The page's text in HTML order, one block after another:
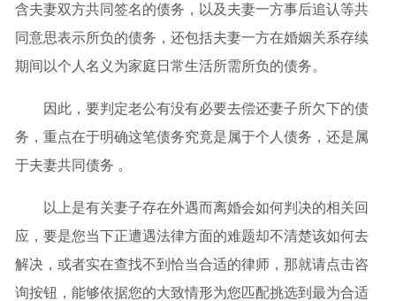
含夫妻双方共同签名的债务，以及夫妻一方事后追认等共
同意思表示所负的债务，还包括夫妻一方在婚姻关系存续
期间以个人名义为家庭日常生活所需所负的债务。
因此，要判定老公有没有必要去偿还妻子所欠下的债
务，重点在于明确这笔债务究竟是属于个人债务，还是属
于夫妻共同债务 。
以上是有关妻子存在外遇而离婚会如何判决的相关回
应，要是您当下正遭遇法律方面的难题却不清楚该如何去
解决，或者实在查找不到恰当合适的律师，那就请点击咨
询按钮，能够依据您的大致情形为您匹配挑选到最为合适